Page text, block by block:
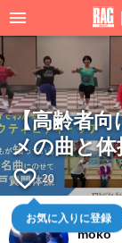
【高齢者
メの曲と
favorite_border 20
お気に入りに登録
社会福
moko